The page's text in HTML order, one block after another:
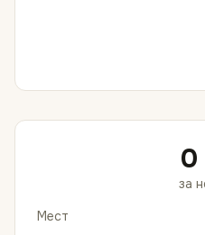
0
за
Мест